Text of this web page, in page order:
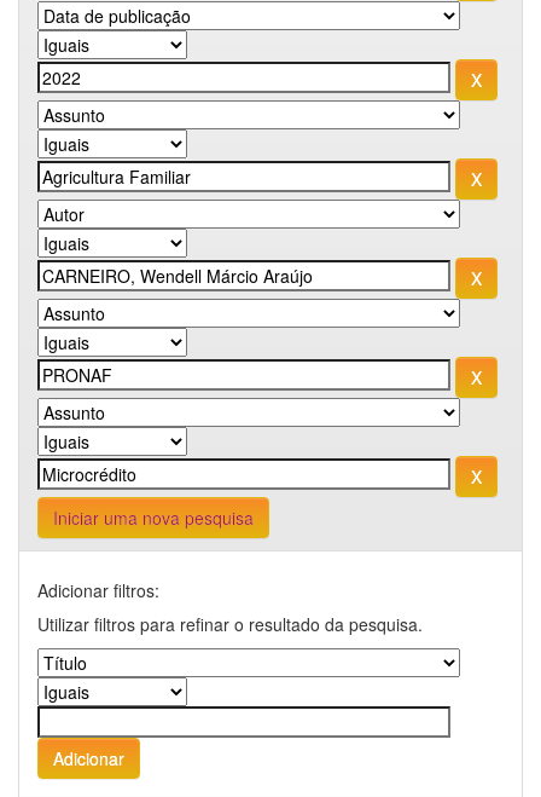
Iniciar uma nova pesquisa
Adicionar filtros:
Utilizar filtros para refinar o resultado da pesquisa.